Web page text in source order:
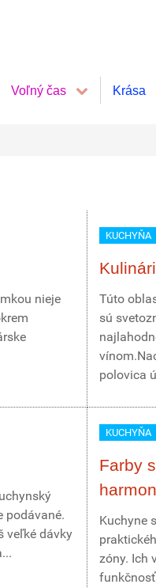
Voľný čas Krása
nieje
KUCHYŇA
Túto
sú
polovica
podávané.
veľké dávky
KUCHYŇA
Farby
Kuchyne
zóny. Ich